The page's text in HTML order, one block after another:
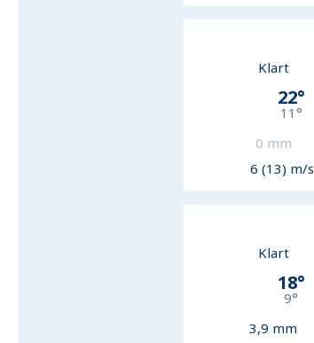
Klart
22°
11 °
0 mm
6 (13) m/s
Klart
18°
9°
3,9 mm